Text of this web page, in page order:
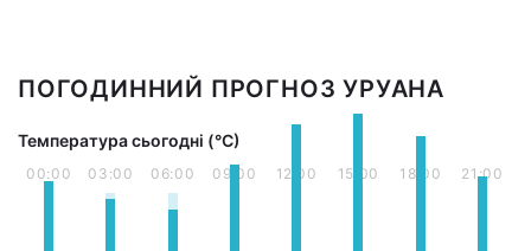
ПОГОДИННИЙ ПРОГНОЗ УРУАНА
Температура сьогодні (°С)
00:00 03:00 06:00 09:00 12:00 15:00 18:00 21:00